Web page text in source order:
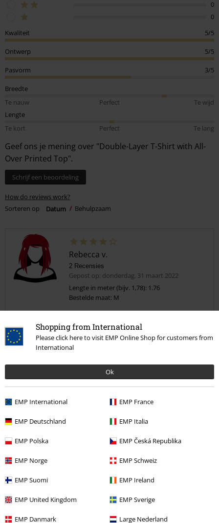
Shopping from International
Please click here to visit EMP Online Shop for customers from
International
Ok
EMP International EMP France
EMP Deutschland EMP Italia
EMP Polska EMP Česká Republika
EMP Norge EMP Schweiz
EMP Suomi EMP Ireland
EMP United Kingdom EMP Sverige
EMP Danmark Large Nederland
0
0
Kwaliteit
5/5
Ontwerp 5/5
Pasvorm 3/5
Breedte
Te nauw
Perfect
Te wijd
Lengte
Te kort
Perfect Te lang
Geef ons je mening over "Double-Layer T-Shirt with All-
Over Printed Top".
Schrijf een beoordeling
How do reviews work?
Sorteren op
Datum Behulpzaam
Rebecca v.
2 Recensies
Gepost op: donderdag, 31 maart 2022
Lengte in meter (bijv. 1,78): 1.76
Bestelde maat: M
Hempje is helaas te groot, maar zwarte shirt zit prima had eigenlijk
een maatje kleiner moeten hebben
Kwaliteit
Ontwerp
Pasvorm
Breedte
Lengte
Te kort
Perfect
Geverifieerde recensie